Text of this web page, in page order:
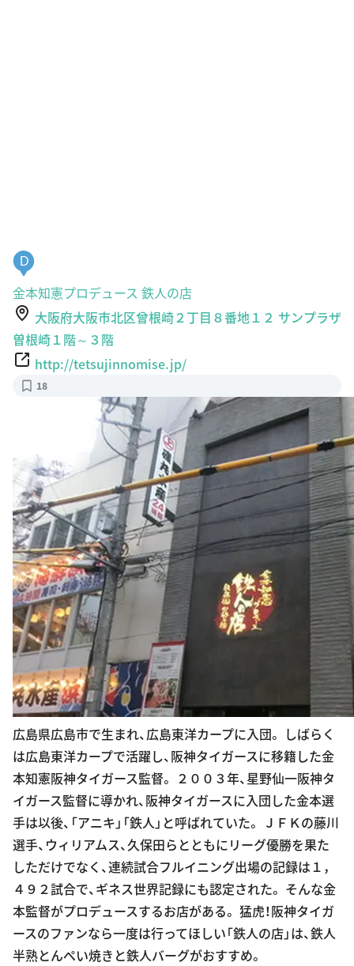
D
金本知憲プロデュース 鉄人の店
大阪府大阪市北区曾根崎２丁目８番地１２ サンプラザ
曽根崎１階～３階
http://tetsujinnomise.jp/
18
広島県広島市で生まれ、広島東洋カープに入団。 しばらく
は広島東洋カープで活躍し、阪神タイガースに移籍した金
本知憲阪神タイガース監督。 ２００３年、星野仙一阪神タ
イガース監督に導かれ、阪神タイガースに入団した金本選
手は以後、「アニキ」「鉄人」と呼ばれていた。 ＪＦＫの藤川
選手、ウィリアムス、久保田らとともにリーグ優勝を果た
しただけでなく、連続試合フルイニング出場の記録は１，
４９２試合で、ギネス世界記録にも認定された。 そんな金
本監督がプロデュースするお店がある。 猛虎！阪神タイガ
ースのファンなら一度は行ってほしい「鉄人の店」は、鉄人
半熟とんぺい焼きと鉄人バーグがおすすめ。